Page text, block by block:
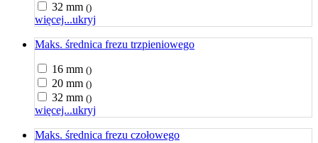
32 mm ()
więcej...ukryj
Maks. średnica frezu trzpieniowego
16 mm ()
20 mm ()
32 mm ()
więcej...ukryj
Maks. średnica frezu czołowego